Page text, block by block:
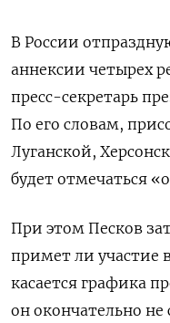
В России
аннексии четырех
пресс-секретарь
По его словам,
Луганской,
будет отмечаться
При этом Песков
примет ли участие
касается графика
он окончательно